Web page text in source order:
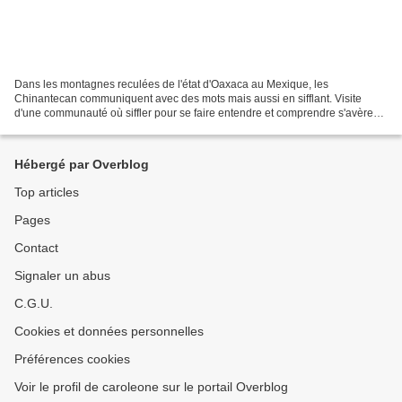
Dans les montagnes reculées de l'état d'Oaxaca au Mexique, les
Chinantecan communiquent avec des mots mais aussi en sifflant. Visite
d'une communauté où siffler pour se faire entendre et comprendre s'avère
Hébergé par Overblog
Top articles
Pages
Contact
Signaler un abus
C.G.U.
Cookies et données personnelles
Préférences cookies
Voir le profil de caroleone sur le portail Overblog